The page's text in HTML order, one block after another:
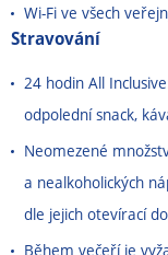
Wi-Fi ve všech
Stravování
24 hodin All
odpolední snack,
Neomezené
a nealkoholických
dle jejich otevírací
Během večeří je